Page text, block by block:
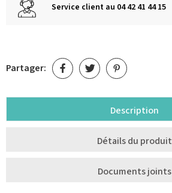
Service client au 04 42 41 44 15
Partager:
Description
Détails du produit
Documents joints